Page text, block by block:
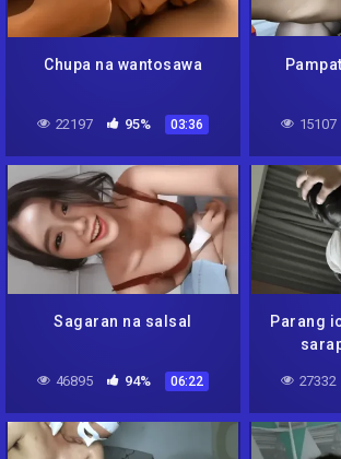
Chupa na wantosawa
22197 95% 03:36 15107
Sagaran na salsal
46895 94% 06:22
Parang
27332